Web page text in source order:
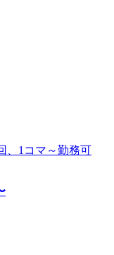
、1コマ～勤務可